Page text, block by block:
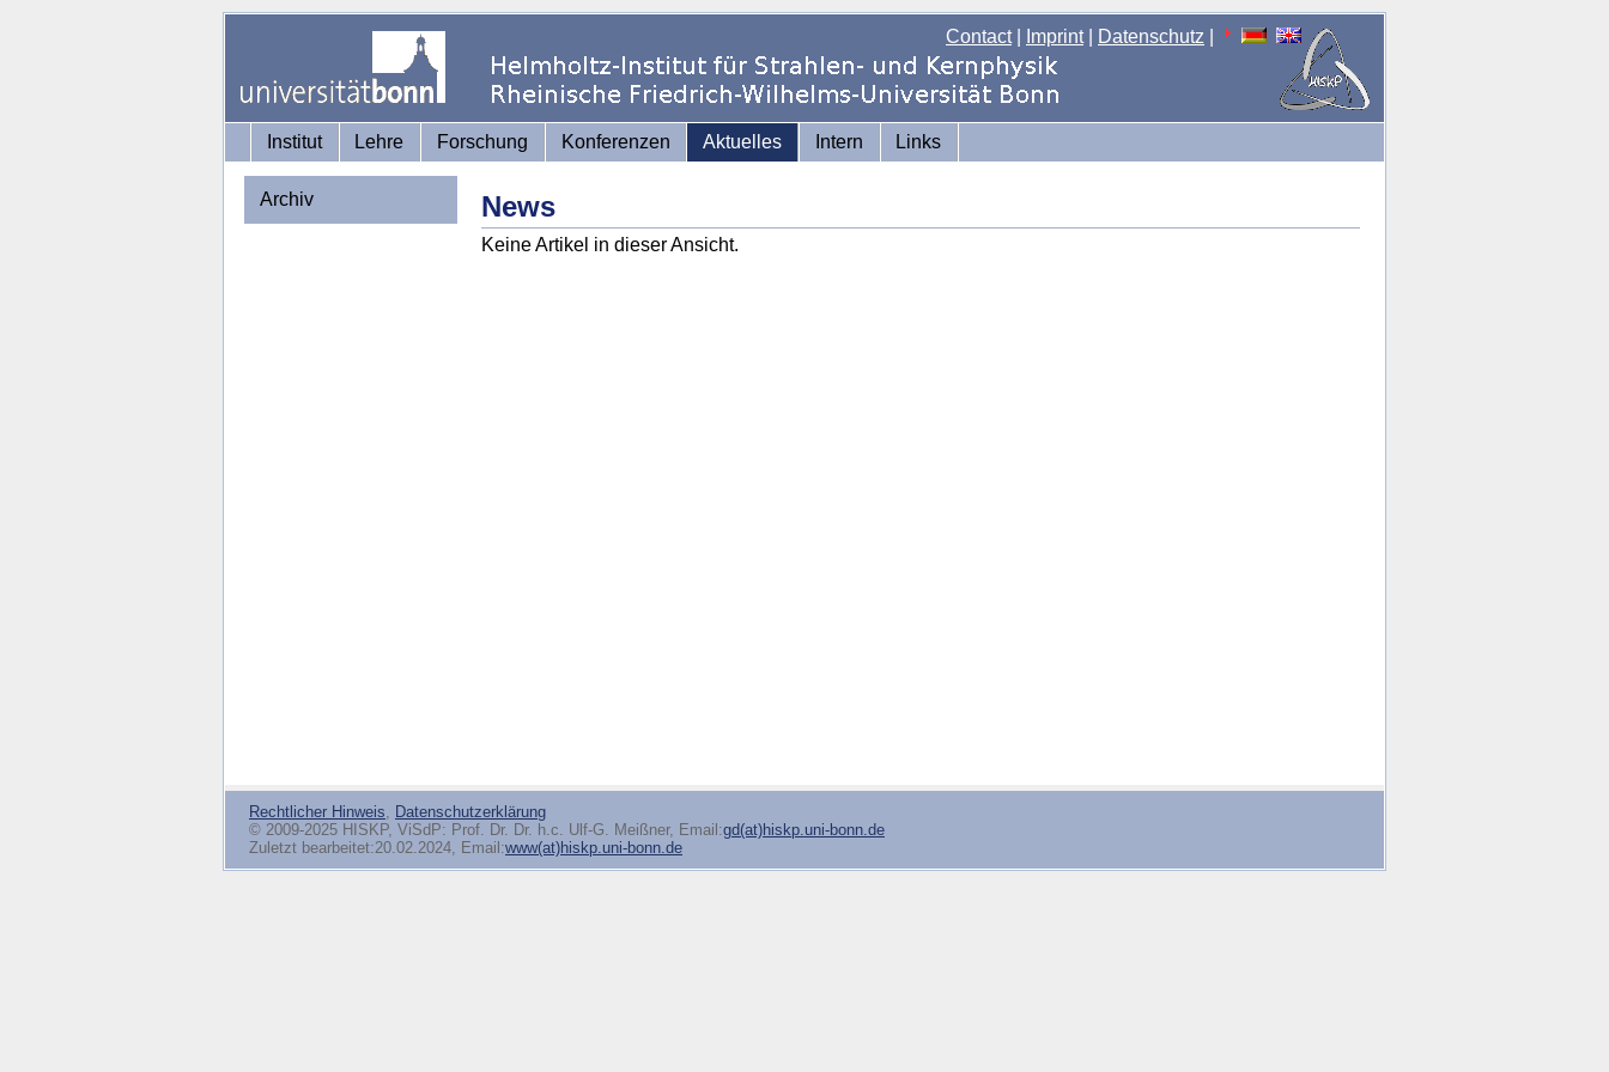
Contact| Imprint| Datenschutz
Institut Lehre Forschung Konferenzen Aktuelles Intern Links
Archiv News
Keine Artikel in dieser Ansicht.
Rechtlicher Hinweis, Datenschutzerklärung
© 2009-2025 HISKP, ViSdP: Prof. Dr. Dr. h.c. Ulf-G. Meißner, Email:gd(at)hiskp.uni-bonn.de
Zuletzt bearbeitet:20.02.2024, Email:www(at)hiskp.uni-bonn.de